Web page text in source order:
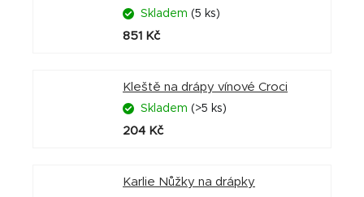
Skladem (5 ks)
851 Kč
Kleště na drápy vínové Croci
Skladem (>5 ks)
204 Kč
Karlie Nůžky na drápky